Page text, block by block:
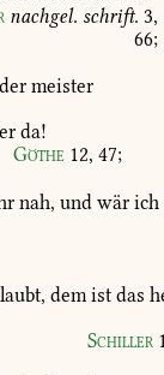
nachgel. schrift. 3,
66;
der meister
er da!
Göthe 12, 47;
nah, und wär ich
demist das
Schiller